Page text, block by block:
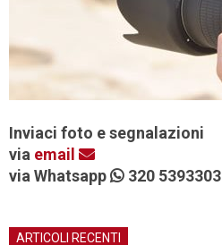
Inviaci foto e segnalazioni
via email
via Whatsapp
320 5393303
ARTICOLI RECENTI